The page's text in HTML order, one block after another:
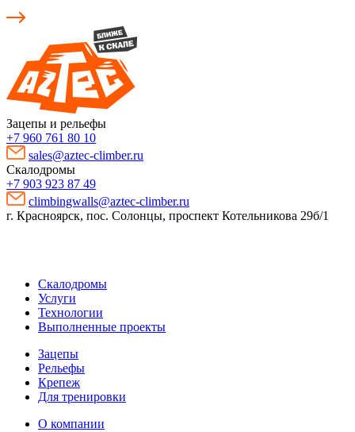
Зацепы и рельефы
+7 960 761 80 10
sales@aztec-climber.ru
Скалодромы
+7 903 923 87 49
climbingwalls@aztec-climber.ru
г. Красноярск, пос. Солонцы, проспект Котельникова 29б/1
Скалодромы
Услуги
Технологии
Выполненные проекты
Зацепы
Рельефы
Крепеж
Для тренировки
О компании